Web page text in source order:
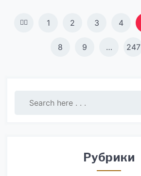
Навигация
1 2 3 4
8 9 … 247
Рубрики